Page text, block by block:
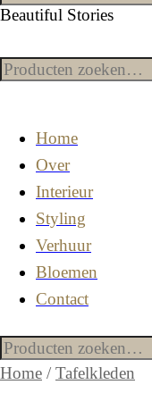
Beautiful Stories
Home
Over
Interieur
Styling
Verhuur
Bloemen
Contact
Home / Tafelkleden